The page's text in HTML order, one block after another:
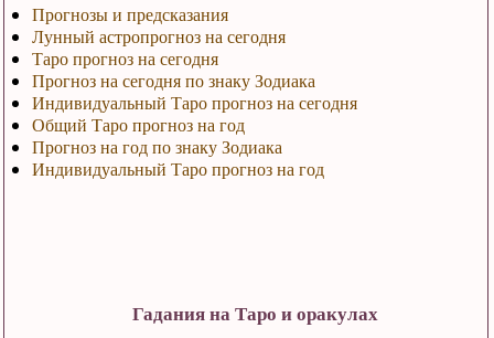
Прогнозы и предсказания
Лунный астропрогноз на сегодня
Таро прогноз на сегодня
Прогноз на сегодня по знаку Зодиака
Индивидуальный Таро прогноз на сегодня
Общий Таро прогноз на год
Прогноз на год по знаку Зодиака
Индивидуальный Таро прогноз на год
Гадания на Таро и оракулах